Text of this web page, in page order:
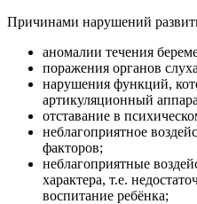
Причинами нарушений
аномалии течения
поражения органов
нарушения функций,
артикуляционный
отставание в
неблагоприятное
факторов;
неблагоприятные
характера, т.е.
воспитание ребёнка;